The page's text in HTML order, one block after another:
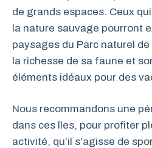
de grands espaces. Ceux
la nature sauvage pourront
paysages du Parc naturel
la richesse de sa faune et
éléments idéaux pour des
Nous recommandons une
dans ces îles, pour profiter
activité, qu’il s’agisse de